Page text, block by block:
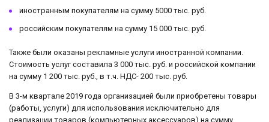
иностранным покупателям на сумму 5000 тыс. руб.
российским покупателям на сумму 15 000 тыс. руб.
Также были оказаны рекламные услуги иностранной компании.
Стоимость услуг составила 3 000 тыс. руб. и российской компании
на сумму 1 200 тыс. руб., в т.ч. НДС- 200 тыс. руб.
В 3-м квартале 2019 года организацией были приобретены товары
(работы, услуги) для использования исключительно для
реализации товаров (компьютерных аксессуаров) на сумму